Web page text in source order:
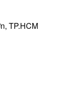
TP.HCM